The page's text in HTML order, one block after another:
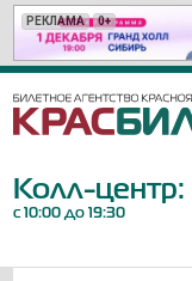
РЕКЛАМА 0+
РЕКЛАМА 18+
РЕКЛАМА 6+
РЕКЛАМА 18+
РЕКЛАМА 6+
РЕКЛАМА 12+
РЕКЛАМА 6+
РЕКЛАМА 12+
РЕКЛАМА 12+
РЕКЛАМА 12+
РЕКЛАМА 6+
РЕКЛАМА 12+
РЕКЛАМА 6+
РЕКЛАМА 16+
РЕКЛАМА 12+
РЕКЛАМА 16+
РЕКЛАМА 12+
РЕКЛАМА 6+
РЕКЛАМА 12+
РЕКЛАМА 12+
Колл-центр:
с 10:00 до 19:30